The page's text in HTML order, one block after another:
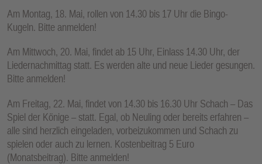
Am Montag, 18. Mai, rollen von 14.30 bis 17 Uhr die Bingo-
Kugeln. Bitte anmelden!
Am Mittwoch, 20. Mai, findet ab 15 Uhr, Einlass 14.30 Uhr, der
Liedernachmittag statt. Es werden alte und neue Lieder gesungen.
Bitte anmelden!
Am Freitag, 22. Mai, findet von 14.30 bis 16.30 Uhr Schach – Das
Spiel der Könige – statt. Egal, ob Neuling oder bereits erfahren –
alle sind herzlich eingeladen, vorbeizukommen und Schach zu
spielen oder auch zu lernen. Kostenbeitrag 5 Euro
(Monatsbeitrag). Bitte anmelden!